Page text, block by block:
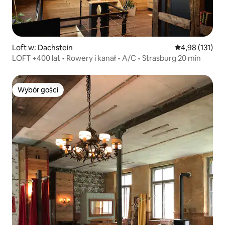
Loft w: Dachstein Średnia
4,98 (131)
LOFT +400 lat • Rowery i kanał • A/C • Strasburg 20 min
Wybór gości
Wybór gości